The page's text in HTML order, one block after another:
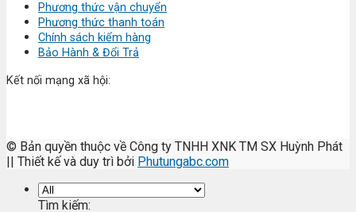
Phương thức vận chuyển
Phương thức thanh toán
Chính sách kiểm hàng
Bảo Hành & Đổi Trả
Kết nối mạng xã hội:
© Bản quyền thuộc về Công ty TNHH XNK TM SX Huỳnh Phát
|| Thiết kế và duy trì bởi Phutungabc.com
Tìm kiếm: